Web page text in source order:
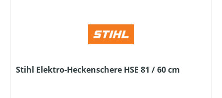
Stihl Elektro-Heckenschere HSE 81 / 60 cm